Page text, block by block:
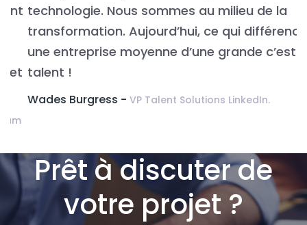
technologie. Nous sommes au milieu de la
transformation. Aujourd’hui, ce qui différencie
une entreprise moyenne d’une grande c’est le
talent !
Wades Burgress -VP Talent Solutions LinkedIn.
Prêt à discuter de
votre projet ?